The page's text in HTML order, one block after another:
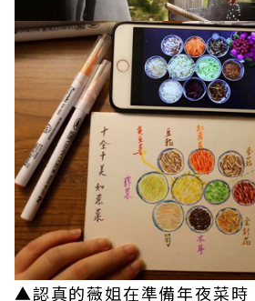
▲認真的薇姐在準備年夜菜時